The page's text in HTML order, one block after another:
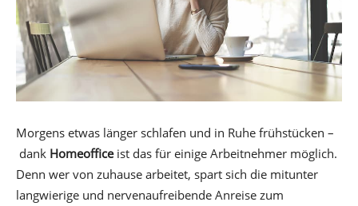
Morgens etwas länger schlafen und in Ruhe frühstücken –
dank Homeofficeist das für einige Arbeitnehmer möglich.
Denn wer von zuhause arbeitet, spart sich die mitunter
langwierige und nervenaufreibende Anreise zum